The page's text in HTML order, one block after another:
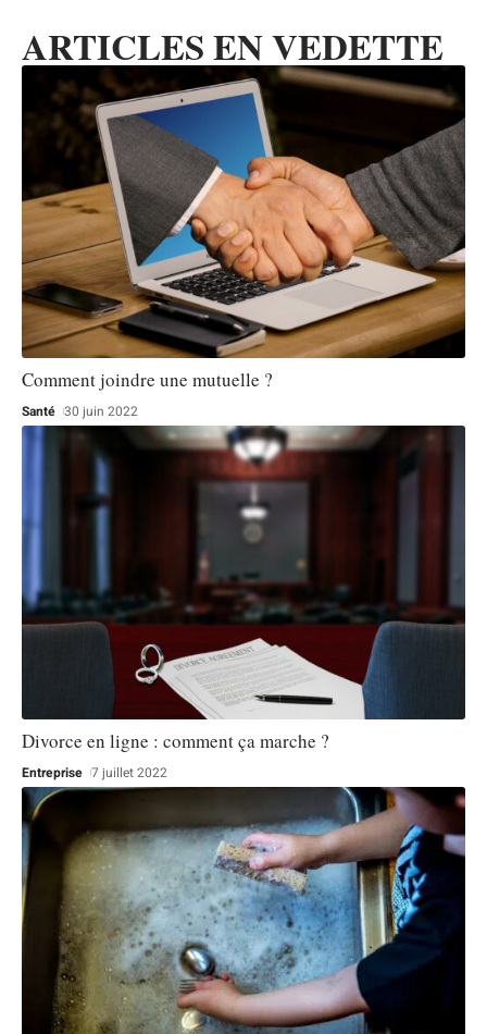
ARTICLES EN VEDETTE
Comment joindre une mutuelle ?
Santé 30 juin 2022
Divorce en ligne : comment ça marche ?
Entreprise 7 juillet 2022